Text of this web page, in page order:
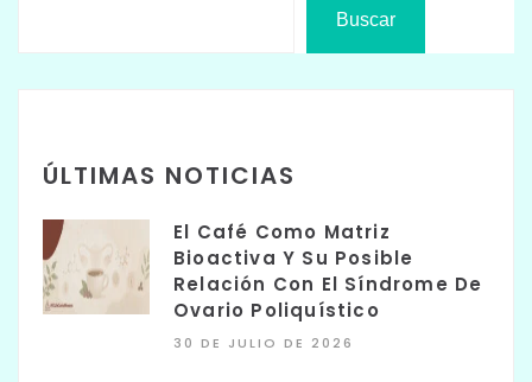
Buscar
ÚLTIMAS NOTICIAS
El Café Como Matriz
Bioactiva Y Su Posible
Relación Con El Síndrome De
Ovario Poliquístico
30 DE JULIO DE 2026